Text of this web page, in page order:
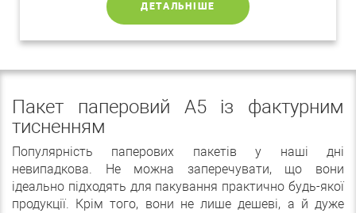
ДЕТАЛЬНІШЕ
Пакет паперовий А5 із фактурним
тисненням
Популярність паперових пакетів у наші дні
невипадкова. Не можна заперечувати, що вони
ідеально підходять для пакування практично будь-якої
продукції. Крім того, вони не лише дешеві, а й дуже